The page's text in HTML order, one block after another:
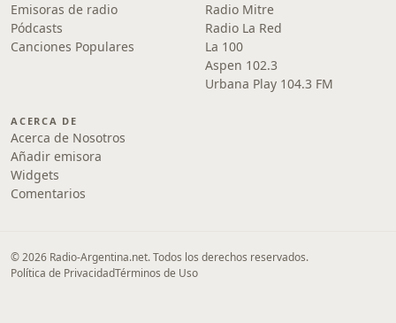
Emisoras de radio
Pódcasts
Canciones Populares
Radio Mitre
Radio La Red
La 100
Aspen 102.3
Urbana Play 104.3 FM
ACERCA DE
Acerca de Nosotros
Añadir emisora
Widgets
Comentarios
© 2026 Radio-Argentina.net. Todos los derechos reservados.
Política de PrivacidadTérminos de Uso